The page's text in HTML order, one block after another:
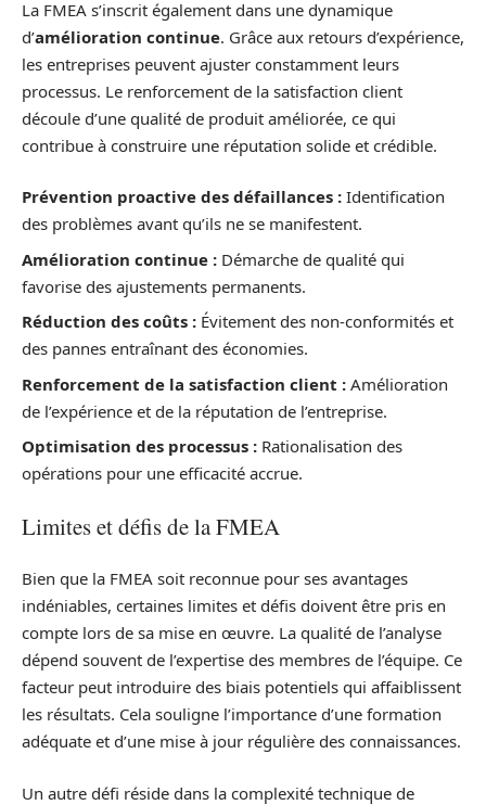
La FMEA s’inscrit également dans une dynamique
d’amélioration continue. Grâce aux retours d’expérience,
les entreprises peuvent ajuster constamment leurs
processus. Le renforcement de la satisfaction client
découle d’une qualité de produit améliorée, ce qui
contribue à construire une réputation solide et crédible.
Prévention proactive des défaillances : Identification
des problèmes avant qu’ils ne se manifestent.
Amélioration continue : Démarche de qualité qui
favorise des ajustements permanents.
Réduction des coûts : Évitement des non-conformités et
des pannes entraînant des économies.
Renforcement de la satisfaction client : Amélioration
de l’expérience et de la réputation de l’entreprise.
Optimisation des processus : Rationalisation des
opérations pour une efficacité accrue.
Limites et défis de la FMEA
Bien que la FMEA soit reconnue pour ses avantages
indéniables, certaines limites et défis doivent être pris en
compte lors de sa mise en œuvre. La qualité de l’analyse
dépend souvent de l’expertise des membres de l’équipe. Ce
facteur peut introduire des biais potentiels qui affaiblissent
les résultats. Cela souligne l’importance d’une formation
adéquate et d’une mise à jour régulière des connaissances.
Un autre défi réside dans la complexité technique de